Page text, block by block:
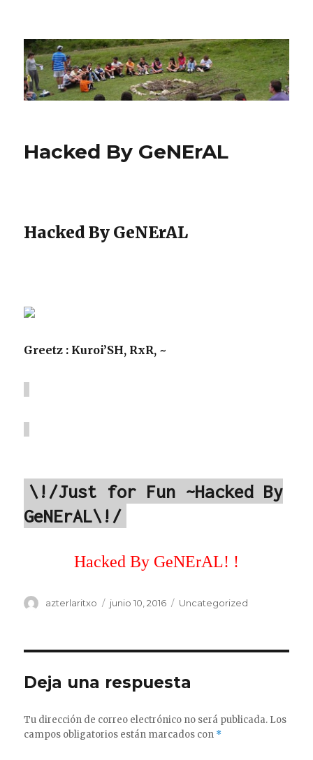
CPN Azterlariak
Hacked By GeNErAL
Hacked By GeNErAL
Greetz : Kuroi’SH, RxR, ~
\!/Just for Fun ~Hacked By
GeNErAL\!/
Hacked By GeNErAL! !
Autor
azterlaritxo
Publicado
junio 10, 2016 Categorías
Uncategorized
Deja una respuesta
Tu dirección de correo electrónico no será publicada. Los
campos obligatorios están marcados con *